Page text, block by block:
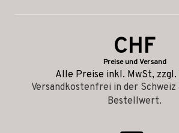
CHF
Preise und Versand
Alle Preise inkl. MwSt, zzgl.
Versandkostenfrei in der Schweiz
Bestellwert.